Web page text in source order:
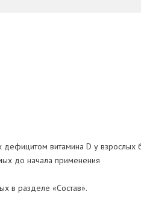
дефицитом витамина D у взрослых
до начала применения
в разделе «Состав».